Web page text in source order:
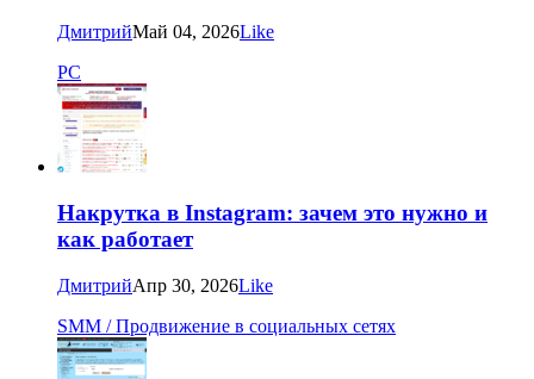
ДмитрийМай 04, 2026Like
PC
Накрутка в Instagram: зачем это нужно и
как работает
ДмитрийАпр 30, 2026Like
SMM / Продвижение в социальных сетях